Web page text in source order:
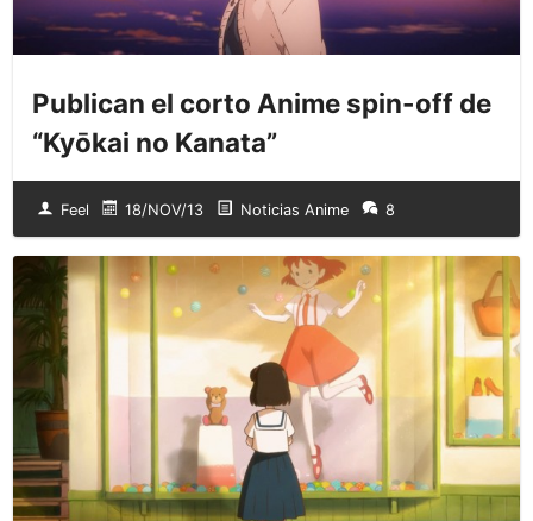
Publican el corto Anime spin-off de
“Kyōkai no Kanata”
Feel 18/NOV/13 Noticias Anime 8